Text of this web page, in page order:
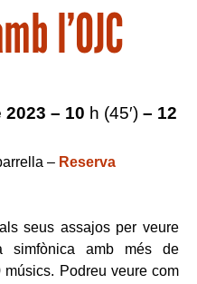
l’OJC
2023 – 10 h (45′) – 12
– Reserva
seus assajos per veure
simfònica amb més de
Podreu veure com